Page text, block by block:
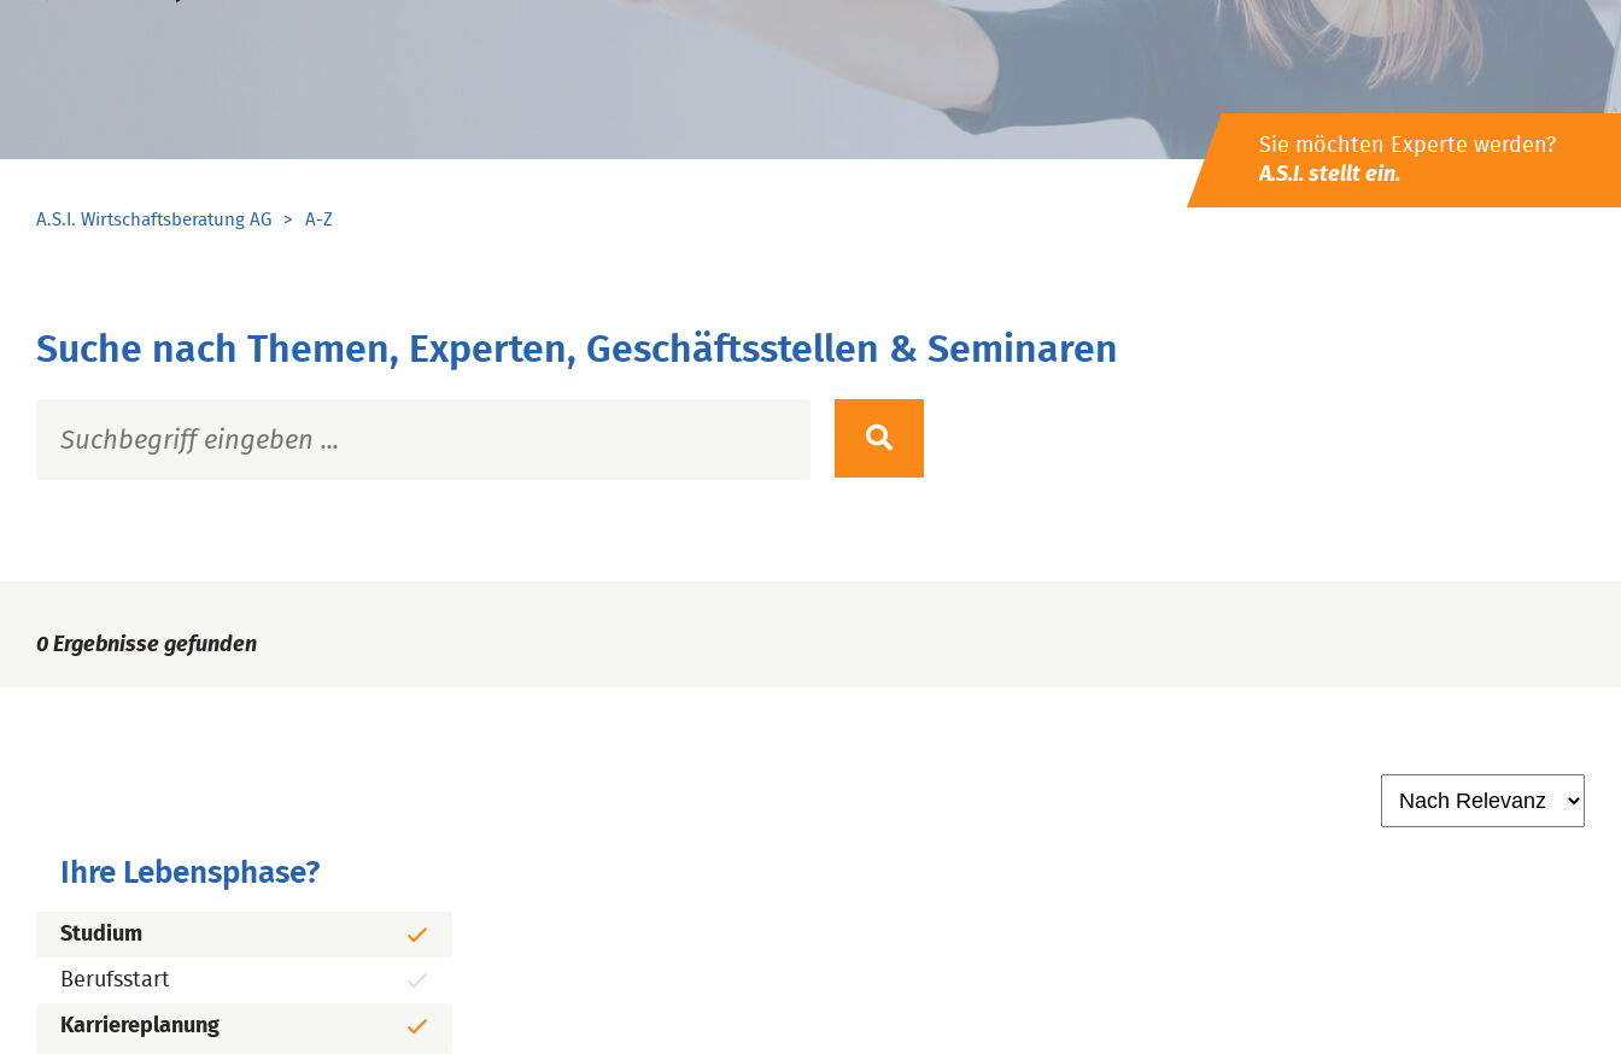
Sie möchten Experte werden?
A.S.I. stellt ein.
A.S.I. Wirtschaftsberatung AG A-Z
Suche nach Themen, Experten, Geschäftsstellen & Seminaren
0 Ergebnisse gefunden
Ihre Lebensphase?
Studium
Berufsstart
Karriereplanung